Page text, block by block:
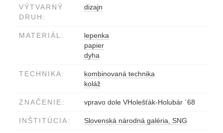
VÝTVARNÝ
DRUH:
dizajn
MATERIÁL:
lepenka
papier
dyha
TECHNIKA:
kombinovaná technika
koláž
ZNAČENIE: vpravo dole VHolešťák-Holubár ´68
INŠTITÚCIA: Slovenská národná galéria, SNG